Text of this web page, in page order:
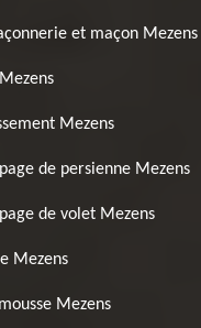
et maçon Mezens
Mezens
de persienne Mezens
de volet Mezens
Mezens
Mezens